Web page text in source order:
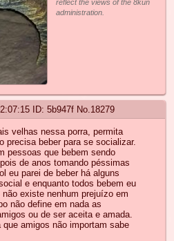
reflect the views of the 8kun
administration.
5b947f No.18279
velhas nessa porra, permita
precisa beber para se socializar.
pessoas que bebem sendo
de anos tomando péssimas
eu parei de beber há alguns
e enquanto todos bebem eu
existe nenhum prejuízo em
não define em nada as
ou de ser aceita e amada.
que amigos não importam sabe